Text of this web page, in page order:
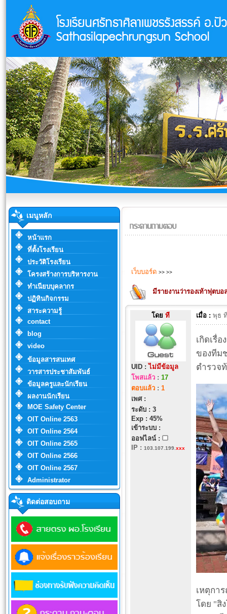
เมนูหลัก
หน้าแรก
ที่ตั้งโรงเรียน
ประวัติโรงเรียน
โครงสร้างการบริหารงาน
ทำเนียบบุคลากร
ปฏิทินกิจกรรม
สาระความรู้
contact
blog
video
ข้อมูลสารสนเทศ
วารสารประชาสัมพันธ์
ข้อมูลครูและนักเรียน
ผลงานนักเรียน
MOE Safety Center
OIT Online 2563
OIT Online 2564
OIT Online 2565
OIT Online 2566
OIT Online 2567
Administrator
ติดต่อสอบถาม
เว็บบอร์ด >> >>
มีรายงานว่ารองเท้าฟุตบ
โดย ที
UID :ไม่มีข้อมูล
โพสแล้ว: 17
ตอบแล้ว: 1
เพศ :
ระดับ : 3
Exp : 45%
เข้าระบบ :
ออฟไลน์ :
IP : 103.107.199. xxx
เมื่อ : พุธ
เกิดเรื่
ของทีม
ตำรวจ
เหตุกา
โดย "สิ